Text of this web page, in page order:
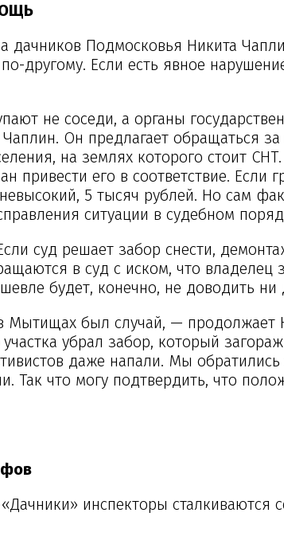
дачников Подмосковья Никита
другому. Если есть явное
не соседи, а органы
Он предлагает обращаться
на землях которого стоит
привести его в соответствие. Если
5 тысяч рублей. Но сам
ситуации в судебном
суд решает забор снести,
в суд с иском, что
будет, конечно, не доводить
был случай, — продолжает
убрал забор, который
даже напали. Мы
Так что могу подтвердить, что
инспекторы